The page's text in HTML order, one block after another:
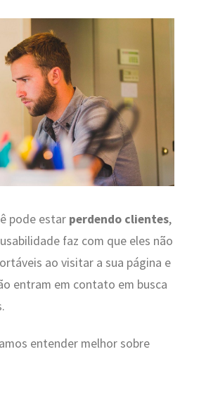
pode estar perdendo clientes,
faz com que eles não
ao visitar a sua página e
entram em contato em busca
entender melhor sobre